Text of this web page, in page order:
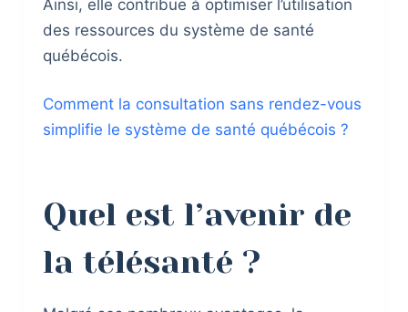
Ainsi, elle contribue à optimiser l’utilisation
des ressources du système de santé
québécois.
Comment la consultation sans rendez-vous
simplifie le système de santé québécois ?
Quel est l’avenir de
la télésanté ?